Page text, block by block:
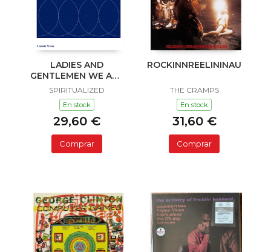
LADIES AND
GENTLEMEN WE ARE
FLOATING IN SPACE
SPIRITUALIZED
En stock
29,60 €
Comprar
THE CRAMPS
En stock
31,60 €
Comprar